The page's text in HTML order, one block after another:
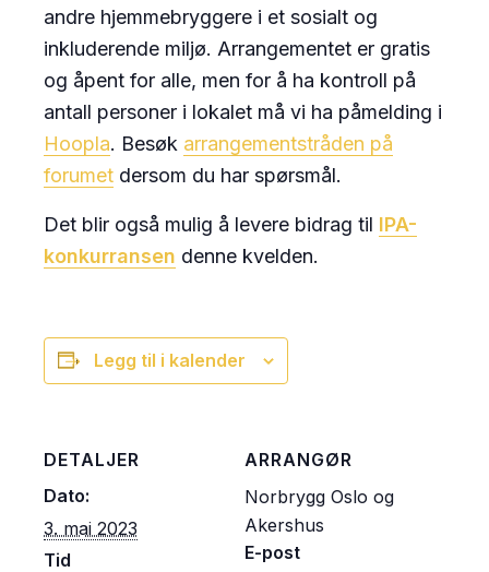
andre hjemmebryggere i et sosialt og
inkluderende miljø. Arrangementet er gratis
og åpent for alle, men for å ha kontroll på
antall personer i lokalet må vi ha påmelding i
Hoopla. Besøk arrangementstråden på
forumet dersom du har spørsmål.
Det blir også mulig å levere bidrag til IPA-
konkurransen denne kvelden.
Legg til i kalender
DETALJER
Dato:
3. mai 2023
Tid
ARRANGØR
Norbrygg Oslo og
Akershus
E-post